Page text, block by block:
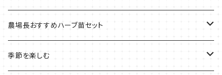
季節のおすすめ商品
フェルトプランターの栽培キット
ルーツポーチの栽培キット
農場長おすすめハーブ苗セット
農場長おすすめセット
季節を楽しむ